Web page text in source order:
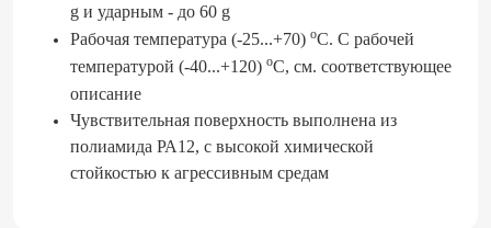
g и ударным - до 60 g
Рабочая температура (-25...+70) оС. С рабочей
температурой (-40...+120) оС, см. соответствующее
описание
Чувствительная поверхность выполнена из
полиамида РА12, с высокой химической
стойкостью к агрессивным средам